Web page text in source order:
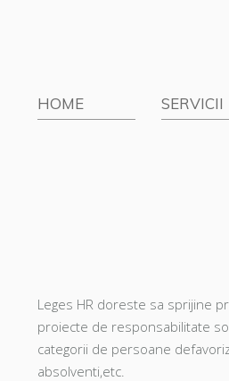
HOME SERVICII
Leges HR doreste sa sprijine
proiecte de responsabilitate
categorii de persoane
absolventi,etc.